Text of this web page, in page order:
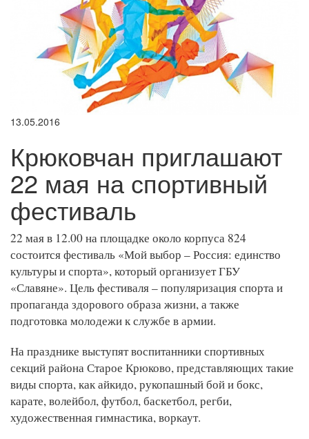
13.05.2016
Крюковчан приглашают
22 мая на спортивный
фестиваль
22 мая в 12.00 на площадке около корпуса 824
состоится фестиваль «Мой выбор – Россия: единство
культуры и спорта», который организует ГБУ
«Славяне». Цель фестиваля – популяризация спорта и
пропаганда здорового образа жизни, а также
подготовка молодежи к службе в армии.
На празднике выступят воспитанники спортивных
секций района Старое Крюково, представляющих такие
виды спорта, как айкидо, рукопашный бой и бокс,
карате, волейбол, футбол, баскетбол, регби,
художественная гимнастика, воркаут.